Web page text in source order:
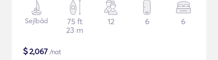
Sejlbåd
75 ft
23 m
12 6 6
$2,067 /nat